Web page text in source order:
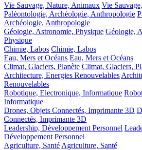
Vie Sauvage, Nature, Animaux Vie
Paléontologie, Archéologie, Anthropologie
Archéologie, Anthropologie
Géologie, Astronomie, Physique Géologie,
Physique
Chimie, Labos Chimie, Labos
Eau, Mers et Océans Eau, Mers et Océans
Climat, Glaciers, Planète Climat, Glaciers,
Architecture, Energies Renouvelables
Renouvelables
Robotique, Electronique, Informatique
Informatique
Drones, Objets Connectés, Imprimante 3D
Connectés, Imprimante 3D
Leadership, Développement Personnel
Développement Personnel
Agriculture, Santé Agriculture, Santé